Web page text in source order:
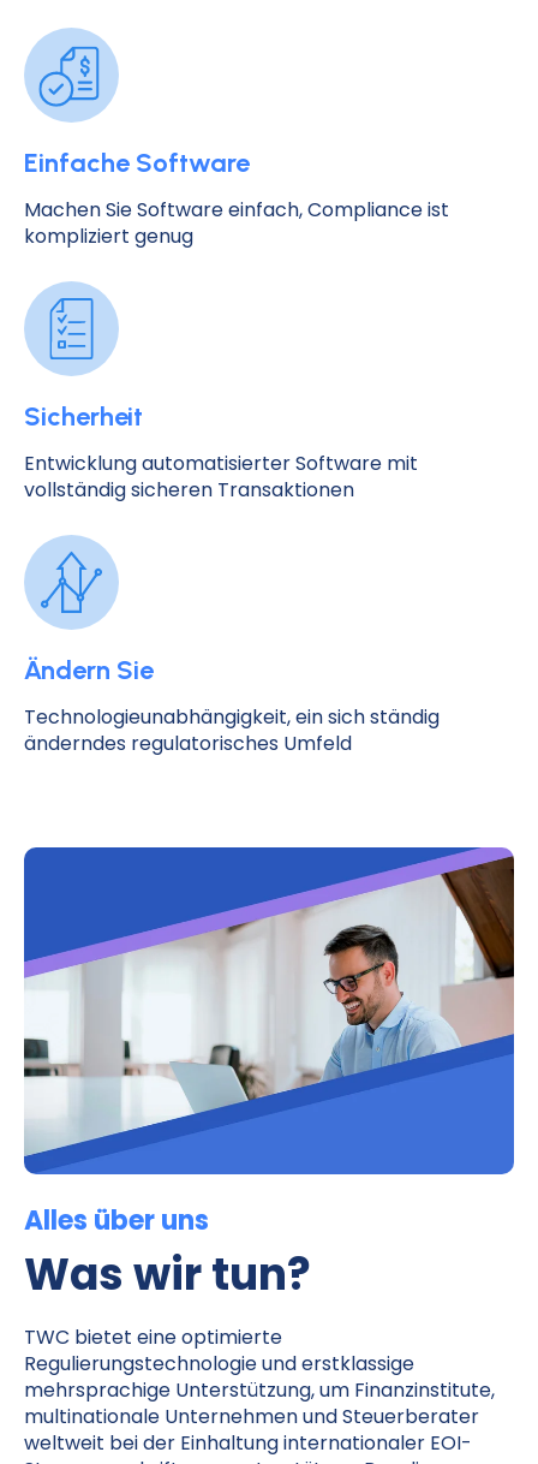
Einfache Software
Machen Sie Software einfach, Compliance ist
kompliziert genug
Sicherheit
Entwicklung automatisierter Software mit
vollständig sicheren Transaktionen
Ändern Sie
Technologieunabhängigkeit, ein sich ständig
änderndes regulatorisches Umfeld
Alles über uns
Was wir tun?
TWC bietet eine optimierte
Regulierungstechnologie und erstklassige
mehrsprachige Unterstützung, um Finanzinstitute,
multinationale Unternehmen und Steuerberater
weltweit bei der Einhaltung internationaler EOI-